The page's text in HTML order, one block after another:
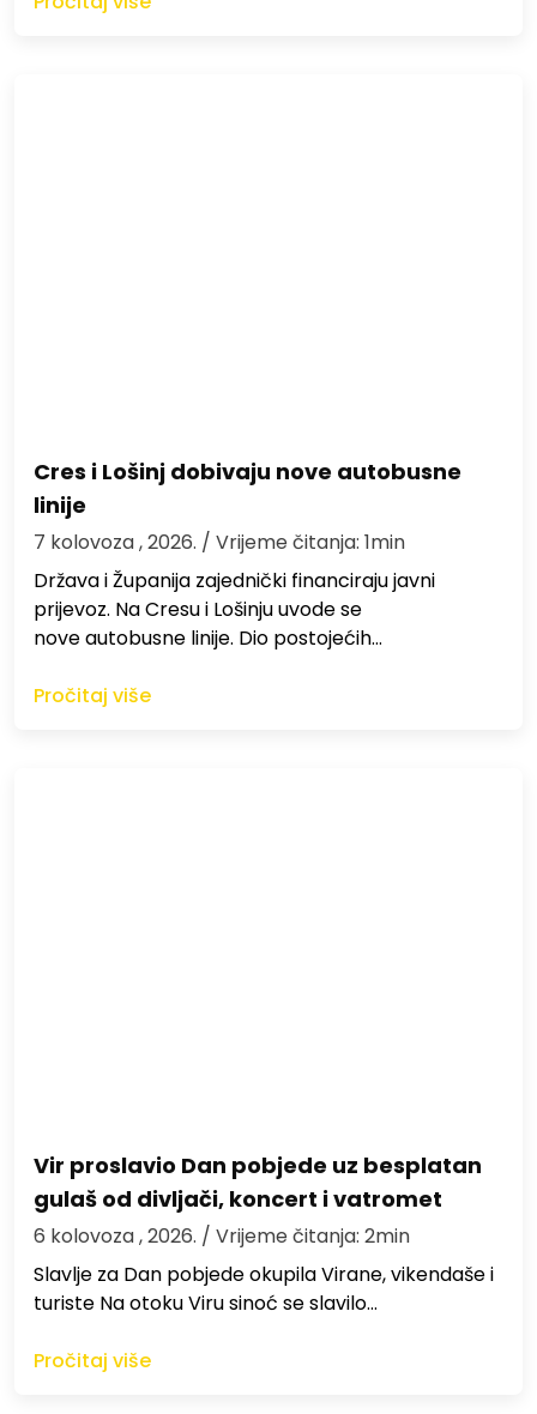
Cres i Lošinj dobivaju nove autobusne
linije
7 kolovoza , 2026. / Vrijeme čitanja: 1min
Država i Županija zajednički financiraju javni
prijevoz. Na Cresu i Lošinju uvode se
nove autobusne linije. Dio postojećih…
Pročitaj više
Vir proslavio Dan pobjede uz besplatan
gulaš od divljači, koncert i vatromet
6 kolovoza , 2026. / Vrijeme čitanja: 2min
Slavlje za Dan pobjede okupila Virane, vikendaše i
turiste Na otoku Viru sinoć se slavilo…
Pročitaj više